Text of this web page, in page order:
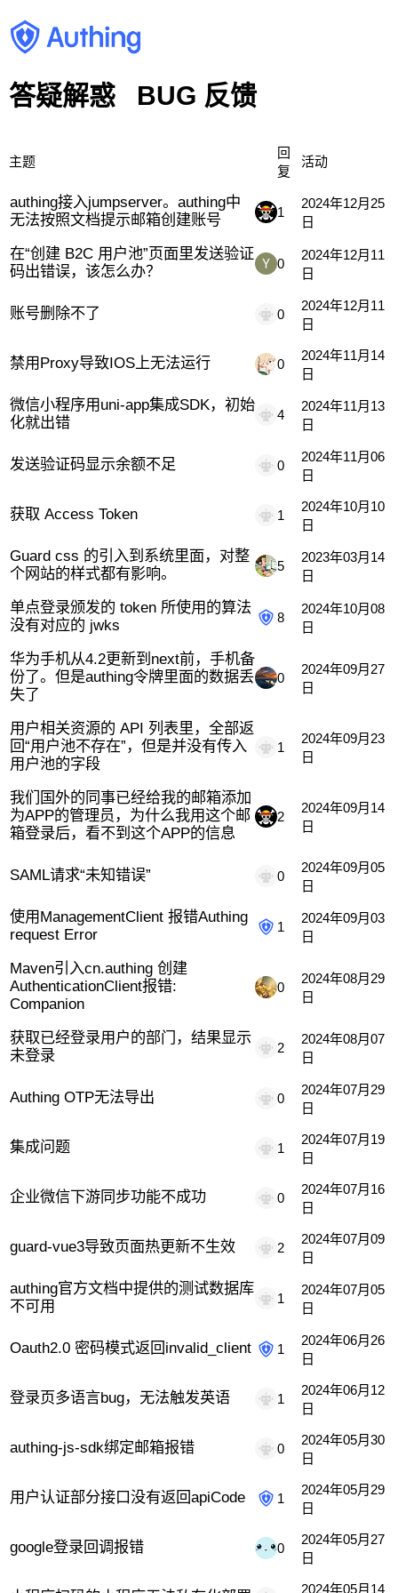
答疑解惑 BUG 反馈
主题
回
复
活动
authing接入jumpserver。authing中
无法按照文档提示邮箱创建账号
1
2024年12月25
日
在“创建 B2C 用户池”页面里发送验证
码出错误，该怎么办？
0
2024年12月11
日
账号删除不了 0
2024年12月11
日
禁用Proxy导致IOS上无法运行 0
2024年11月14
日
微信小程序用uni-app集成SDK，初始
化就出错
4
2024年11月13
日
发送验证码显示余额不足 0
2024年11月06
日
获取 Access Token 1
2024年10月10
日
Guard css 的引入到系统里面，对整
个网站的样式都有影响。
5
2023年03月14
日
单点登录颁发的 token 所使用的算法
没有对应的 jwks
8
2024年10月08
日
华为手机从4.2更新到next前，手机备
份了。但是authing令牌里面的数据丢
失了
0
2024年09月27
日
用户相关资源的 API 列表里，全部返
回“用户池不存在”，但是并没有传入
用户池的字段
1
2024年09月23
日
我们国外的同事已经给我的邮箱添加
为APP的管理员，为什么我用这个邮
箱登录后，看不到这个APP的信息
2
2024年09月14
日
SAML请求“未知错误” 0
2024年09月05
日
使用ManagementClient 报错Authing
request Error
1
2024年09月03
日
Maven引入cn.authing 创建
AuthenticationClient报错:
Companion
0
2024年08月29
日
获取已经登录用户的部门，结果显示
未登录
2
2024年08月07
日
Authing OTP无法导出 0
2024年07月29
日
集成问题 1
2024年07月19
日
企业微信下游同步功能不成功 0
2024年07月16
日
guard-vue3导致页面热更新不生效 2
2024年07月09
日
authing官方文档中提供的测试数据库
不可用
1
2024年07月05
日
Oauth2.0 密码模式返回invalid_client 1
2024年06月26
日
登录页多语言bug，无法触发英语 1
2024年06月12
日
authing-js-sdk绑定邮箱报错 0
2024年05月30
日
用户认证部分接口没有返回apiCode 1
2024年05月29
日
google登录回调报错 0
2024年05月27
日
2024年05月14